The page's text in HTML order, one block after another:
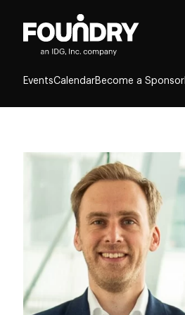
EventsCalendarBecome a Sponsor